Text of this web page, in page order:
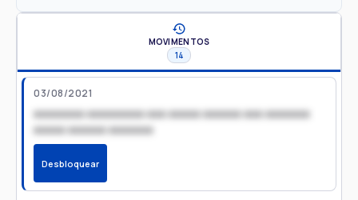
MOVIMENTOS
14
03/08/2021
xxxxxxxx xxxxxxxxx xxx xxxxx xxxxxx xxx xxxxxxx
xxxxx xxxxxx xxxxxxx
Desbloquear